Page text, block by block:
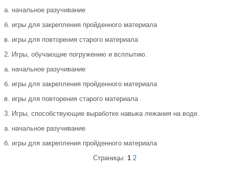
а. начальное разучивание
б. игры для закрепления пройденного материала
в. игры для повторения старого материала
2. Игры, обучающие погружению и всплытию.
а. начальное разучивание
б. игры для закрепления пройденного материала
в. игры для повторения старого материала
3. Игры, способствующие выработке навыка лежания на воде.
а. начальное разучивание
б. игры для закрепления пройденного материала
Страницы: 1 2